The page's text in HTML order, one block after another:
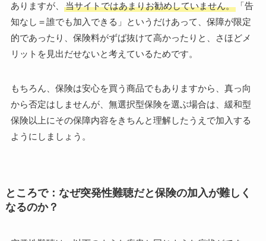
ありますが、
当サイトではあまりお勧めしていません。「告
知なし＝誰でも加入できる」というだけあって、保障が限定
的であったり、保険料がずば抜けて高かったりと、さほどメ
リットを見出だせないと考えているためです。
もちろん、保険は安心を買う商品でもありますから、真っ向
から否定はしませんが、無選択型保険を選ぶ場合は、緩和型
保険以上にその保障内容をきちんと理解したうえで加入する
ようにしましょう。
ところで：なぜ突発性難聴だと保険の加入が難しく
なるのか？